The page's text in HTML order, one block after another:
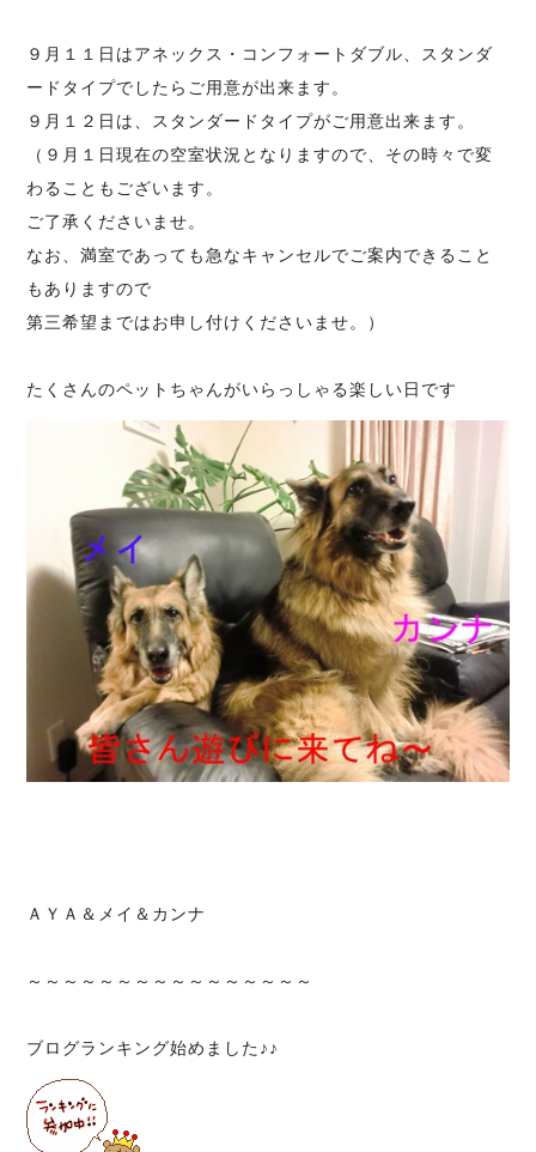
９月１１日はアネックス・コンフォートダブル、スタンダ
ードタイプでしたらご用意が出来ます。
９月１２日は、スタンダードタイプがご用意出来ます。
（９月１日現在の空室状況となりますので、その時々で変
わることもございます。
ご了承くださいませ。
なお、満室であっても急なキャンセルでご案内できること
もありますので
第三希望まではお申し付けくださいませ。）
たくさんのペットちゃんがいらっしゃる楽しい日です
ＡＹＡ＆メイ＆カンナ
～～～～～～～～～～～～～～～～
ブログランキング始めました♪♪